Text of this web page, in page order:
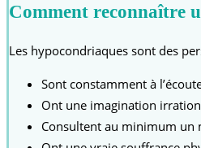
Comment reconnaître
Les hypocondriaques sont des
Sont constamment à
Ont une imagination
Consultent au minimum un